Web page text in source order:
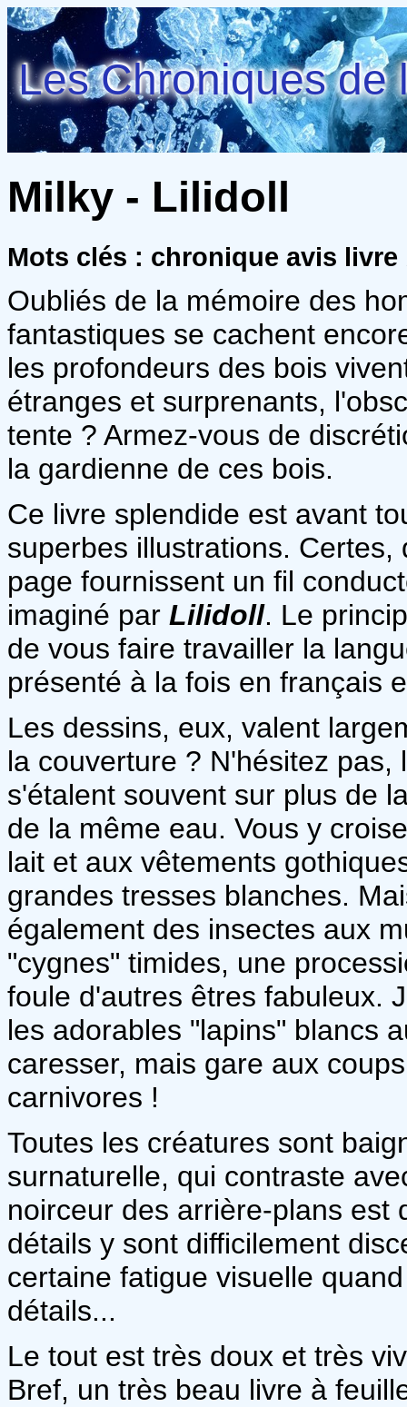
Les Chroniques de
Milky - Lilidoll
Mots clés : chronique avis
Oubliés de la mémoire des
fantastiques se cachent
les profondeurs des bois
étranges et surprenants,
tente ? Armez-vous de
la gardienne de ces bois.
Ce livre splendide est avant
superbes illustrations.
page fournissent un fil
imaginé par Lilidoll. Le
de vous faire travailler la
présenté à la fois en français
Les dessins, eux, valent
la couverture ? N'hésitez
s'étalent souvent sur plus de
de la même eau. Vous y
lait et aux vêtements
grandes tresses blanches.
également des insectes aux
"cygnes" timides, une
foule d'autres êtres fabuleux.
les adorables "lapins" blancs
caresser, mais gare aux
carnivores !
Toutes les créatures sont
surnaturelle, qui contraste
noirceur des arrière-plans est
détails y sont difficilement
certaine fatigue visuelle
détails...
Le tout est très doux et très
Bref, un très beau livre à